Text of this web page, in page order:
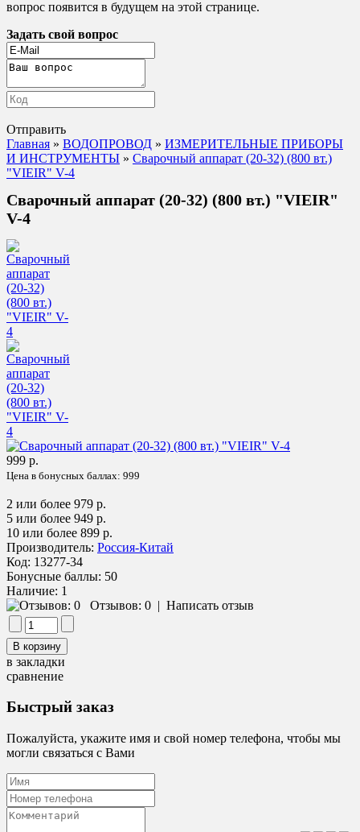
вопрос появится в будущем на этой странице.
Задать свой вопрос
Отправить
Главная » ВОДОПРОВОД » ИЗМЕРИТЕЛЬНЫЕ ПРИБОРЫ
И ИНСТРУМЕНТЫ » Сварочный аппарат (20-32) (800 вт.)
"VIEIR" V-4
Сварочный аппарат (20-32) (800 вт.) "VIEIR"
V-4
999 р.
Цена в бонусных баллах: 999
2 или более 979 р.
5 или более 949 р.
10 или более 899 р.
Производитель: Россия-Китай
Код: 13277-34
Бонусные баллы: 50
Наличие: 1
Отзывов: 0 | Написать отзыв
в закладки
сравнение
Быстрый заказ
Пожалуйста, укажите имя и свой номер телефона, чтобы мы
могли связаться с Вами